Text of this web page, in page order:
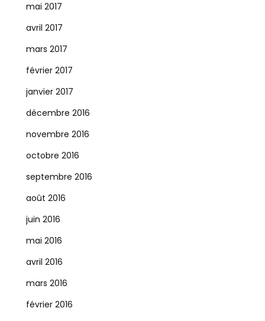
mai 2017
avril 2017
mars 2017
février 2017
janvier 2017
décembre 2016
novembre 2016
octobre 2016
septembre 2016
août 2016
juin 2016
mai 2016
avril 2016
mars 2016
février 2016